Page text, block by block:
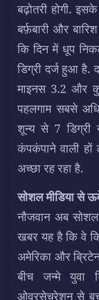
बढ़ोतरी होगी.
बर्फ़बारी और
कि दिन में धूप
डिग्री दर्ज हुआ है.
माइनस 3.2 और
पहलगाम सबसे
शून्य से 7 डिग्री
कंपकंपाने वाली
अच्छा रह रहा है.
सोशल मीडिया से
नौजवान अब
खबर यह है कि वे
अमेरिका और
बीच जन्मे युवा
ओवरसेचुरेशन से